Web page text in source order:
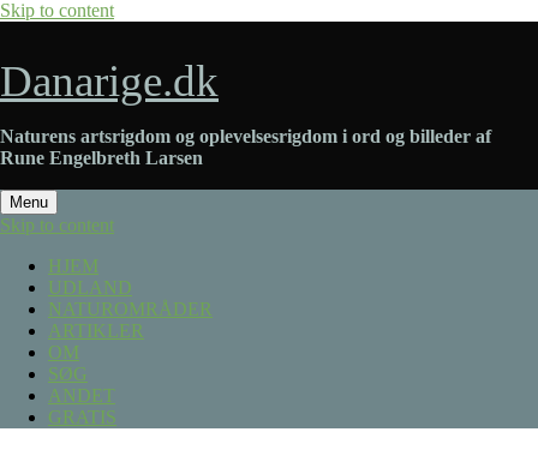
Skip to content
Danarige.dk
Naturens artsrigdom og oplevelsesrigdom i ord og billeder af
Rune Engelbreth Larsen
Menu
Skip to content
HJEM
UDLAND
NATUROMRÅDER
ARTIKLER
OM
SØG
ANDET
GRATIS